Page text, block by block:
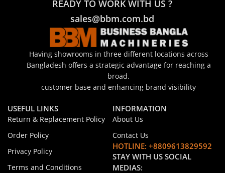
READY TO WORK WITH US ?
sales@bbm.com.bd
Having showrooms in three different locations across
Bangladesh offers a strategic advantage for reaching a
broad.
customer base and enhancing brand visibility
USEFUL LINKS
Return & Replacement Policy
Order Policy
Privacy Policy
Terms and Conditions
INFORMATION
About Us
Contact Us
HOTLINE: +8809613829592
STAY WITH US SOCIAL
MEDIAS: